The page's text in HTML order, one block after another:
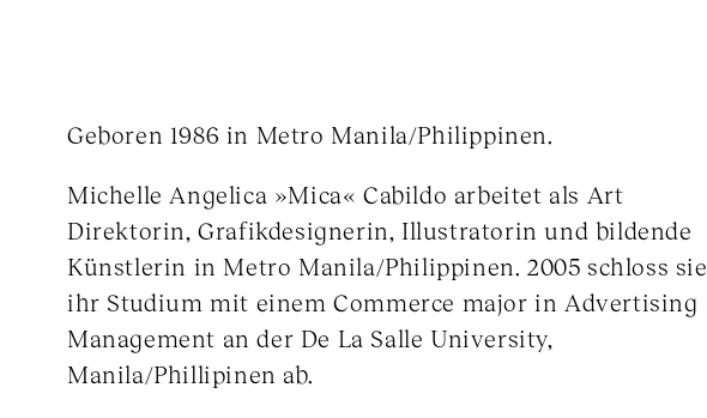
Geboren 1986 in Metro Manila/Philippinen.
Michelle Angelica »Mica« Cabildo arbeitet als Art
Direktorin, Grafikdesignerin, Illustratorin und bildende
Künstlerin in Metro Manila/Philippinen. 2005 schloss sie
ihr Studium mit einem Commerce major in Advertising
Management an der De La Salle University,
Manila/Phillipinen ab.